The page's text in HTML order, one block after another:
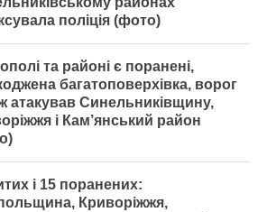
поліція (фото)
та районі є поранені,
багатоповерхівка, ворог
атакував Синельниківщину,
і Кам’янський район
і 15 поранених:
Криворіжжя,